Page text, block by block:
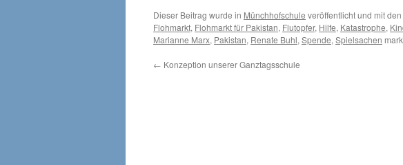
Dieser Beitrag wurde in Münchhofschule veröffentlicht und mit den
Flohmarkt, Flohmarkt für Pakistan, Flutopfer, Hilfe, Katastrophe,
Marianne Marx, Pakistan, Renate Buhl, Spende, Spielsachen
← Konzeption unserer Ganztagsschule